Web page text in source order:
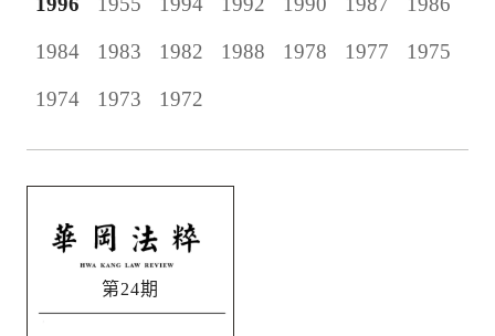
1984 1983 1982 1988 1978 1977 1975
1974 1973 1972
第24期